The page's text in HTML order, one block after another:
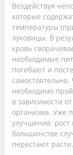
Воздействуя
которые
температуры
луковицы. В
кровь
необходимые
погибают и
необходимо
в зависимости
организма. Уже
улучшения: рост
большинстве
перестают расти.